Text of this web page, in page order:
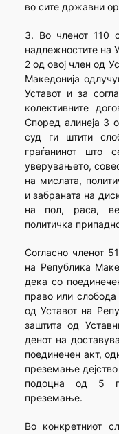
во сите државни
3. Во членот 110
надлежностите на
2 од овој член од
Македонија
Уставот и за
колективните
Според алинеја 3
суд ги штити
граѓанинот што
уверувањето,
на мислата,
и забраната на
на пол, раса,
политичка
Согласно членот
на Република
дека со
право или слобода
од Уставот на
заштита од
денот на
поединечен акт,
преземање
подоцна од 5
преземање.
Во конкретниот